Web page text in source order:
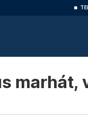
marhát,